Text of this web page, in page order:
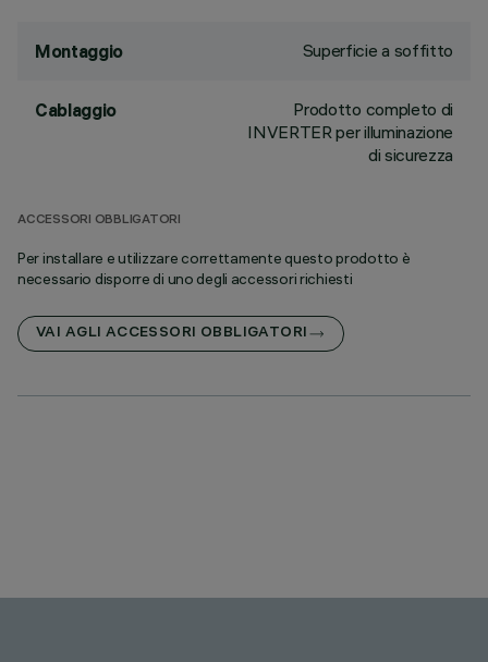
Montaggio Superficie a soffitto
Cablaggio
Prodotto completo di
INVERTER per illuminazione
di sicurezza
ACCESSORI OBBLIGATORI
Per installare e utilizzare correttamente questo prodotto è
necessario disporre di uno degli accessori richiesti
VAI AGLI ACCESSORI OBBLIGATORI